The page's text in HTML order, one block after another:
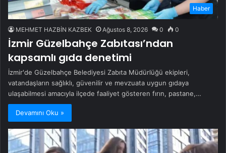
Haber
MEHMET HAZBİN KAZBEK Ağustos 8, 2026 0 0
İzmir Güzelbahçe Zabıtası’ndan
kapsamlı gıda denetimi
İzmir'de Güzelbahçe Belediyesi Zabıta Müdürlüğü ekipleri,
vatandaşların sağlıklı, güvenilir ve mevzuata uygun gıdaya
ulaşabilmesi amacıyla ilçede faaliyet gösteren fırın, pastane,…
Devamını Oku »